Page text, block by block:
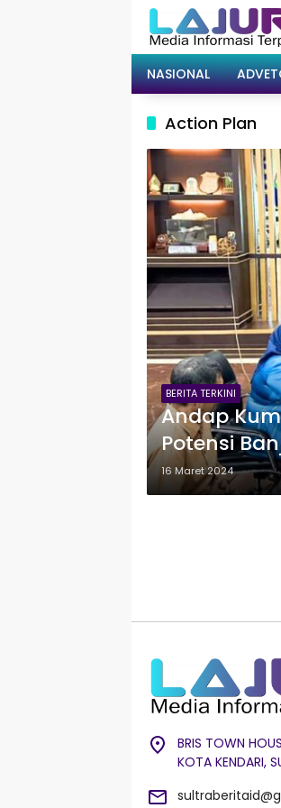
NASIONAL
Action Plan
BERITA TERKINI
Andap
Potensi
16 Maret 2024
BRIS TOWN
KOTA KENDARI,